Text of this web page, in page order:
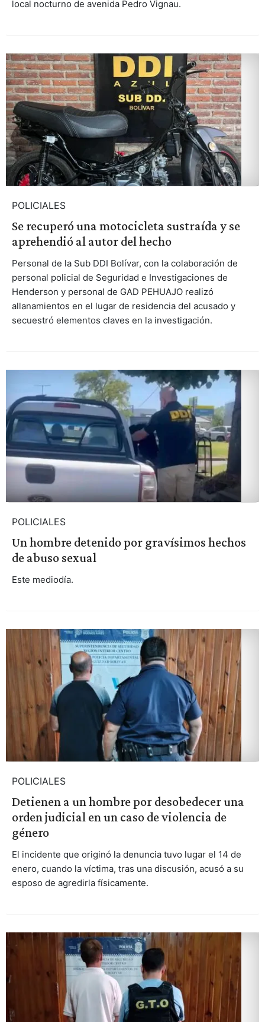
local nocturno de avenida Pedro Vignau.
POLICIALES
Se recuperó una motocicleta sustraída y se
aprehendió al autor del hecho
Personal de la Sub DDI Bolívar, con la colaboración de
personal policial de Seguridad e Investigaciones de
Henderson y personal de GAD PEHUAJO realizó
allanamientos en el lugar de residencia del acusado y
secuestró elementos claves en la investigación.
POLICIALES
Un hombre detenido por gravísimos hechos
de abuso sexual
Este mediodía.
POLICIALES
Detienen a un hombre por desobedecer una
orden judicial en un caso de violencia de
género
El incidente que originó la denuncia tuvo lugar el 14 de
enero, cuando la víctima, tras una discusión, acusó a su
esposo de agredirla físicamente.